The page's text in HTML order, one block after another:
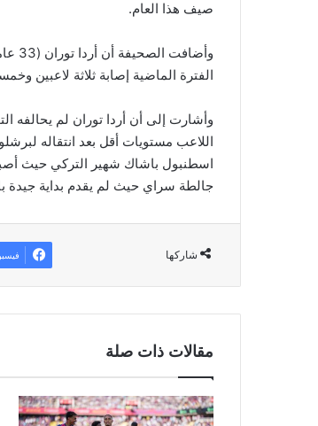
صيف هذا العام.
الفترة الماضية إصابة ثلاثة لاعبين
وأشارت إلى أن أردا توران لم
اللاعب مستويات أقل بعد انتقاله
اسطنبول باشاك شهير التركي حيث
جالطة سراي حيث لم يقدم بداية جيدة
شاركها
مقالات ذات صلة